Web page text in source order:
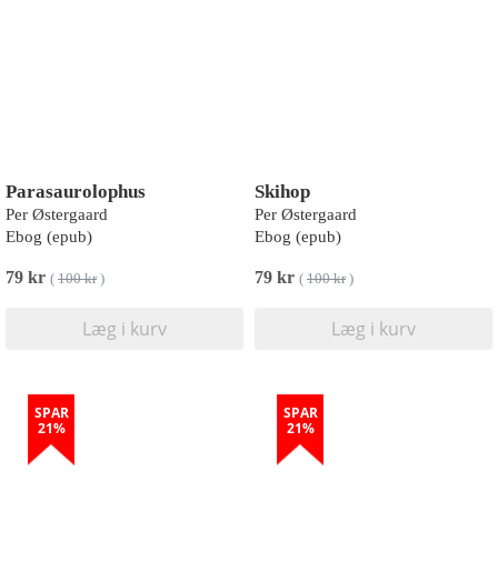
Parasaurolophus
Per Østergaard
Ebog (epub)
79 kr ( 100 kr)
Læg i kurv
Skihop
Per Østergaard
Ebog (epub)
79 kr ( 100 kr)
Læg i kurv
SPAR
21%
SPAR
21%